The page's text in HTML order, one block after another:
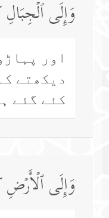
وَإِلَى
اور
دیکھتے
کئے گئے
وَإِلَى